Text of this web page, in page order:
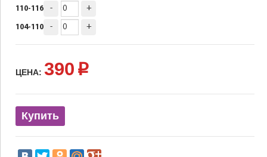
110-116 - +
104-110 - +
ЦЕНА: 390 p
Купить